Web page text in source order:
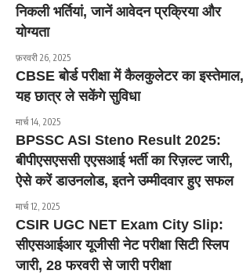
निकली भर्तियां, जानें आवेदन प्रक्रिया और
योग्यता
फ़रवरी 26, 2025
CBSE बोर्ड परीक्षा में कैलकुलेटर का इस्तेमाल,
यह छात्र ले सकेंगे सुविधा
मार्च 14, 2025
BPSSC ASI Steno Result 2025:
बीपीएसएससी एएसआई भर्ती का रिज़ल्ट जारी,
ऐसे करें डाउनलोड, इतने उम्मीदवार हुए सफल
मार्च 12, 2025
CSIR UGC NET Exam City Slip:
सीएसआईआर यूजीसी नेट परीक्षा सिटी स्लिप
जारी, 28 फरवरी से जारी परीक्षा